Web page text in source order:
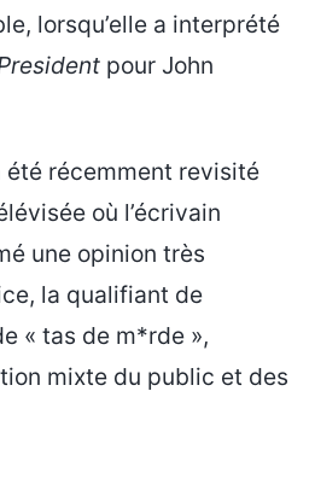
lorsqu’elle a interprété
pour John
récemment revisité
où l’écrivain
une opinion très
la qualifiant de
« tas de m*rde »,
mixte du public et des